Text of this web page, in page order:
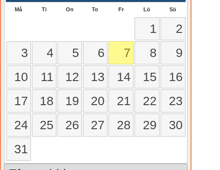
Må Ti On To Fr Lö Sö
1
2
3
4 5 6 7 8
9
10
11 12 13 14 15
16
17
18 19 20 21 22
23
24
25 26 27 28 29
30
31